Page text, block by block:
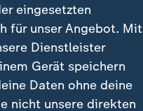
eingesetzten
für unser Angebot. Mit
Dienstleister
Gerät speichern
Daten ohne deine
nicht unsere direkten